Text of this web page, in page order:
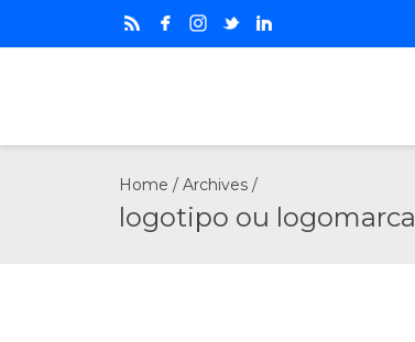
Home / Archives /
logotipo ou logomarca